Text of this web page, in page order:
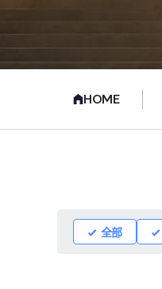
HOME
全部